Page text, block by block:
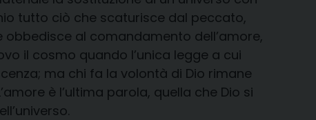
tutto ciò che scaturisce dal peccato,
al comandamento dell’amore,
il cosmo quando l’unica legge a cui
ma chi fa la volontà di Dio rimane
è l’ultima parola, quella che Dio si